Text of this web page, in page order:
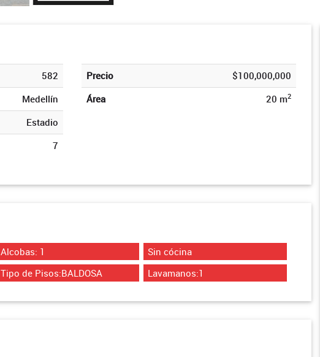
582
Medellín
Estadio
7
Precio
$100,000,000
Área
20 m2
Alcobas: 1
Sin cócina
Tipo de Pisos:BALDOSA Lavamanos:1